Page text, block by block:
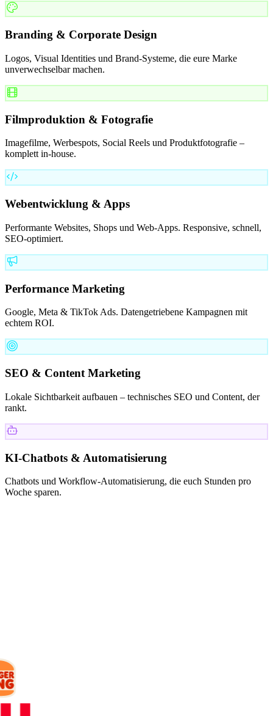
Branding & Corporate Design
Logos, Visual Identities und Brand-Systeme, die eure Marke
unverwechselbar machen.
Filmproduktion & Fotografie
Imagefilme, Werbespots, Social Reels und Produktfotografie –
komplett in-house.
Webentwicklung & Apps
Performante Websites, Shops und Web-Apps. Responsive, schnell,
SEO-optimiert.
Performance Marketing
Google, Meta & TikTok Ads. Datengetriebene Kampagnen mit
echtem ROI.
SEO & Content Marketing
Lokale Sichtbarkeit aufbauen – technisches SEO und Content, der
rankt.
KI-Chatbots & Automatisierung
Chatbots und Workflow-Automatisierung, die euch Stunden pro
Woche sparen.